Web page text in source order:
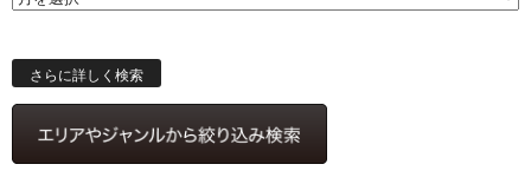
ス
索
さらに詳しく検索